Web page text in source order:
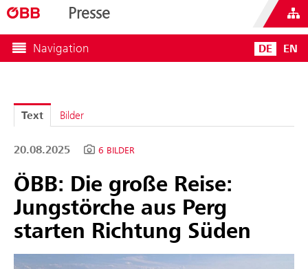
Presse
Navigation DE EN
Text Bilder
20.08.2025 6 BILDER
ÖBB: Die große Reise:
Jungstörche aus Perg
starten Richtung Süden